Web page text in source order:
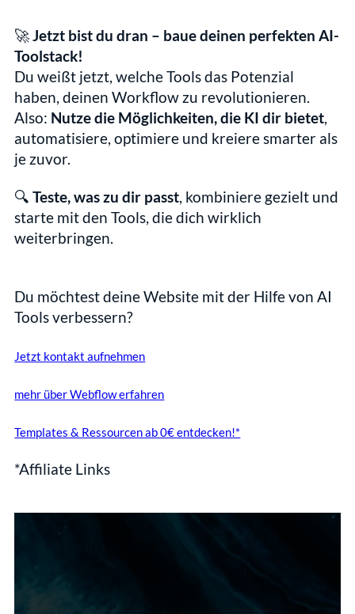
🚀 Jetzt bist du dran – baue deinen perfekten AI-
Toolstack!
Du weißt jetzt, welche Tools das Potenzial
haben, deinen Workflow zu revolutionieren.
Also: Nutze die Möglichkeiten, die KI dir bietet,
automatisiere, optimiere und kreiere smarter als
je zuvor.
🔍 Teste, was zu dir passt, kombiniere gezielt und
starte mit den Tools, die dich wirklich
weiterbringen.
Du möchtest deine Website mit der Hilfe von AI
Tools verbessern?
Jetzt kontakt aufnehmen
mehr über Webflow erfahren
Templates & Ressourcen ab 0€ entdecken!*
*Affiliate Links